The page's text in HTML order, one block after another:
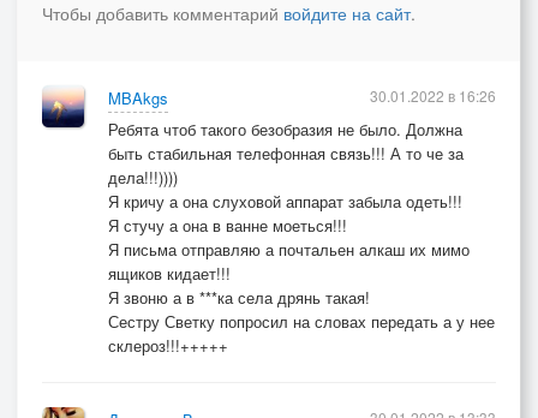
Не обещая ничего,
Чтобы добавить комментарий войдите на сайт.
MBAkgs
Ребята чтоб такого безобразия не было. Должна
быть стабильная телефонная связь!!! А то че за
дела!!!))))
Я кричу а она слуховой аппарат забыла одеть!!!
Я стучу а она в ванне моеться!!!
Я письма отправляю а почтальен алкаш их мимо
ящиков кидает!!!
Я звоню а в ***ка села дрянь такая!
Сестру Светку попросил на словах передать а у нее
склероз!!!+++++
30.01.2022 в 16:26